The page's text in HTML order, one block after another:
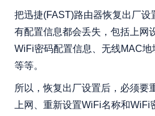
把迅捷(FAST)路由器恢复出厂设
有配置信息都会丢失，包括上网
WiFi密码配置信息、无线MAC
等等。
所以，恢复出厂设置后，必须要
上网、重新设置WiFi名称和WiFi